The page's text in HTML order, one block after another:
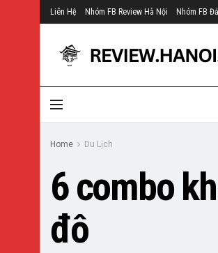
Liên Hệ Nhóm FB Review Hà Nội Nhóm FB
Home Du Lịch
6 combo
đô